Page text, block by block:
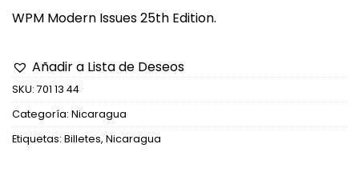
WPM Modern Issues 25th Edition.
Añadir a Lista de Deseos
SKU: 701 13 44
Categoría: Nicaragua
Etiquetas: Billetes, Nicaragua